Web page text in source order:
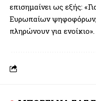
επισημαίνει ως εξής:
Ευρωπαίων ψηφοφόρων,
πληρώνουν για ενοίκιο».